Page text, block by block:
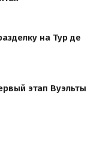
на Тур де
этап Вуэльты